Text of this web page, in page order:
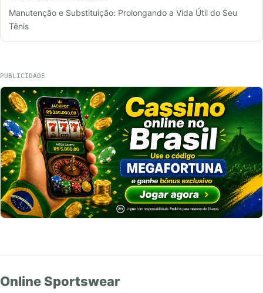
Manutenção e Substituição: Prolongando a Vida Útil do Seu
Tênis
PUBLICIDADE
Online Sportswear